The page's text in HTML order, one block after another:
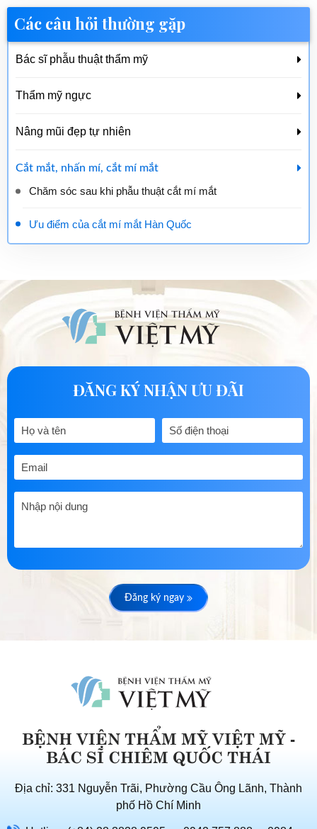
Các câu hỏi thường gặp
Bác sĩ phẫu thuật thẩm mỹ
Thẩm mỹ ngực
Nâng mũi đẹp tự nhiên
Cắt mắt, nhấn mí, cắt mí mắt
Chăm sóc sau khi phẫu thuật cắt mí mắt
Ưu điểm của cắt mí mắt Hàn Quốc
ĐĂNG KÝ NHẬN ƯU ĐÃI
Đăng ký ngay
BỆNH VIỆN THẨM MỸ VIỆT MỸ -
BÁC SĨ CHIÊM QUỐC THÁI
Địa chỉ: 331 Nguyễn Trãi, Phường Cầu Ông Lãnh, Thành
phố Hồ Chí Minh